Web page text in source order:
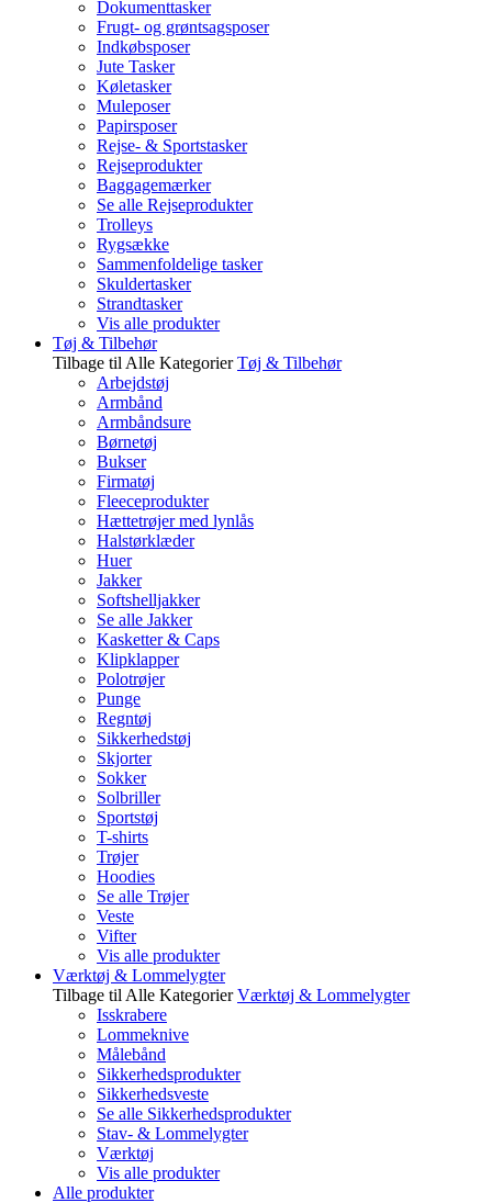
Dokumenttasker
Frugt- og grøntsagsposer
Indkøbsposer
Jute Tasker
Køletasker
Muleposer
Papirsposer
Rejse- & Sportstasker
Rejseprodukter
Baggagemærker
Se alle Rejseprodukter
Trolleys
Rygsække
Sammenfoldelige tasker
Skuldertasker
Strandtasker
Vis alle produkter
Tøj & Tilbehør
Tilbage til Alle Kategorier Tøj & Tilbehør
Arbejdstøj
Armbånd
Armbåndsure
Børnetøj
Bukser
Firmatøj
Fleeceprodukter
Hættetrøjer med lynlås
Halstørklæder
Huer
Jakker
Softshelljakker
Se alle Jakker
Kasketter & Caps
Klipklapper
Polotrøjer
Punge
Regntøj
Sikkerhedstøj
Skjorter
Sokker
Solbriller
Sportstøj
T-shirts
Trøjer
Hoodies
Se alle Trøjer
Veste
Vifter
Vis alle produkter
Værktøj & Lommelygter
Tilbage til Alle Kategorier Værktøj & Lommelygter
Isskrabere
Lommeknive
Målebånd
Sikkerhedsprodukter
Sikkerhedsveste
Se alle Sikkerhedsprodukter
Stav- & Lommelygter
Værktøj
Vis alle produkter
Alle produkter